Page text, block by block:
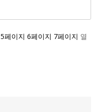
5페이지 6페이지 7페이지 열